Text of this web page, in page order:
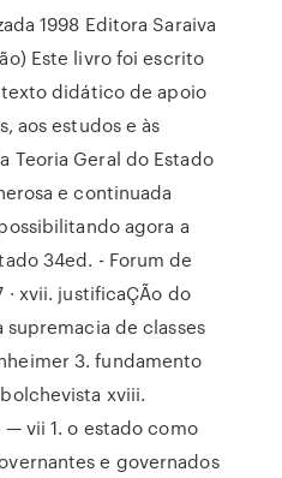
1998 Editora Saraiva
Este livro foi escrito
texto didático de apoio
aos estudos e às
Teoria Geral do Estado
e continuada
agora a
34ed. - Forum de
· xvii. justificaÇÃo do
de classes
3. fundamento
xviii.
vii 1. o estado como
e governados